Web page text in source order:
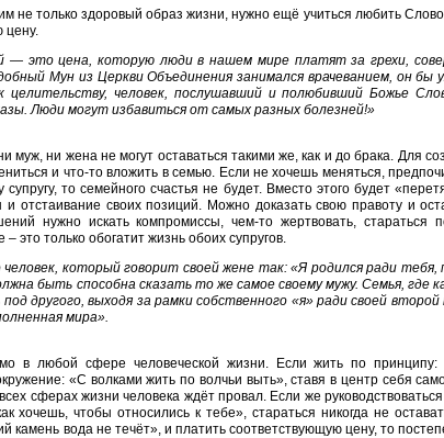
не только здоровый образ жизни, нужно ещё учиться любить
цену.
— это цена, которую люди в нашем мире платят за грехи,
Мун из Церкви Объединения занимался врачеванием, он
целительству, человек, послушавший и полюбивший Божье
Люди могут избавиться от самых разных болезней!»
муж, ни жена не могут оставаться такими же, как и до брака. Для
и что-то вложить в семью. Если не хочешь меняться,
то семейного счастья не будет. Вместо этого будет
отстаивание своих позиций. Можно доказать свою правоту и
нужно искать компромиссы, чем-то жертвовать, стараться
– это только обогатит жизнь обоих супругов.
который говорит своей жене так: «Я родился ради тебя,
быть способна сказать то же самое своему мужу. Семья, где
под другого, выходя за рамки собственного «я» ради своей
мира».
в любой сфере человеческой жизни. Если жить по
«С волками жить по волчьи выть», ставя в центр себя
сферах жизни человека ждёт провал. Если же
хочешь, чтобы относились к тебе», стараться никогда не
камень вода не течёт», и платить соответствующую цену, то